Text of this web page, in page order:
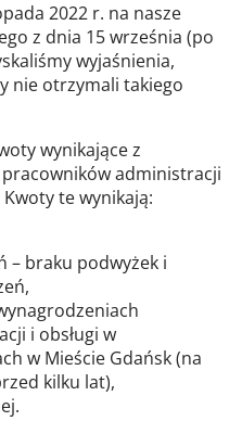
2022 r. na nasze
z dnia 15 września (po
wyjaśnienia,
nie otrzymali takiego
wynikające z
administracji
te wynikają:
– braku podwyżek i
i obsługi w
w Mieście Gdańsk (na
kilku lat),